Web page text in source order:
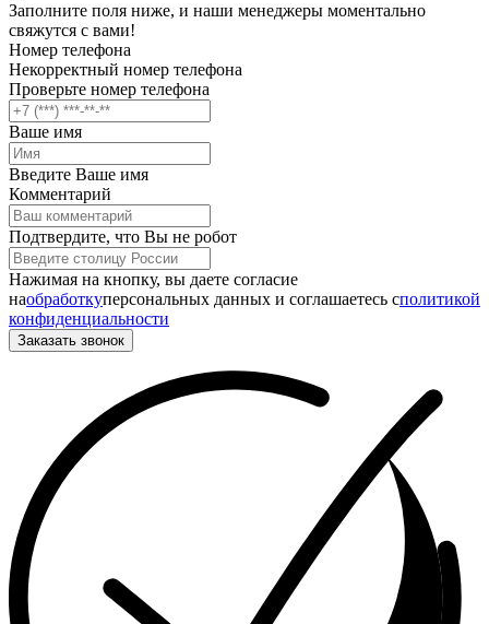
Заполните поля ниже, и наши менеджеры моментально
свяжутся с вами!
Номер телефона
Некорректный номер телефона
Проверьте номер телефона
Ваше имя
Введите Ваше имя
Комментарий
Подтвердите, что Вы не робот
Нажимая на кнопку, вы даете согласие
наобработкуперсональных данных и соглашаетесь cполитикой
конфиденциальности
Заказать звонок